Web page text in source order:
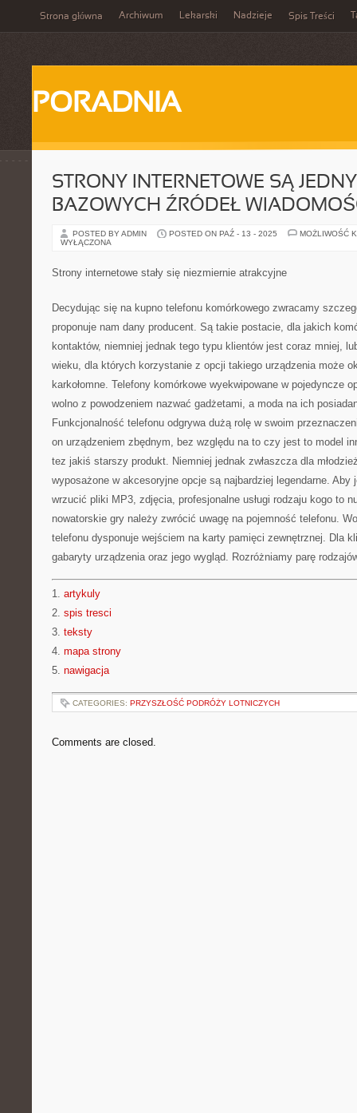
Strona główna Archiwum Lekarski Nadzieje Spis Treści
PORADNIA
STRONY INTERNETOWE SĄ
BAZOWYCH ŹRÓDEŁ
POSTED BY ADMIN POSTED ON PAŹ - 13 - 2025
MOŻLIWOŚĆ
WYŁĄCZONA
Strony internetowe stały się niezmiernie atrakcyjne
Decydując się na kupno telefonu komórkowego zwracamy
proponuje nam dany producent. Są takie postacie, dla jakich
kontaktów, niemniej jednak tego typu klientów jest coraz mniej,
wieku, dla których korzystanie z opcji takiego urządzenia może
karkołomne. Telefony komórkowe wyekwipowane w pojedyncze
wolno z powodzeniem nazwać gadżetami, a moda na ich
Funkcjonalność telefonu odgrywa dużą rolę w swoim
on urządzeniem zbędnym, bez względu na to czy jest to model
tez jakiś starszy produkt. Niemniej jednak zwłaszcza dla
wyposażone w akcesoryjne opcje są najbardziej legendarne. Aby
wrzucić pliki MP3, zdjęcia, profesjonalne usługi rodzaju kogo to
nowatorskie gry należy zwrócić uwagę na pojemność telefonu.
telefonu dysponuje wejściem na karty pamięci zewnętrznej. Dla
gabaryty urządzenia oraz jego wygląd. Rozróżniamy parę
1. artykuly
2. spis tresci
3. teksty
4. mapa strony
5. nawigacja
CATEGORIES: PRZYSZŁOŚĆ PODRÓŻY LOTNICZYCH
Comments are closed.